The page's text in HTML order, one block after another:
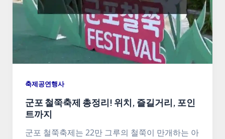
축제공연행사
군포 철쭉축제 총정리! 위치, 즐길거리, 포인
트까지
군포 철쭉축제는 22만 그루의 철쭉이 만개하는 아